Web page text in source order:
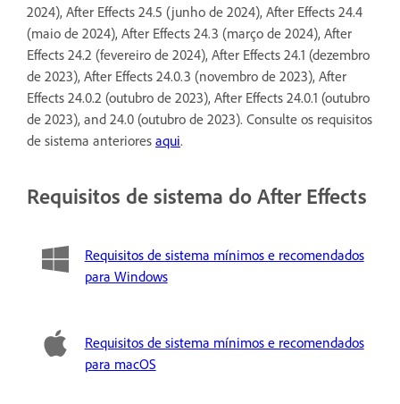
2024), After Effects 24.5 (junho de 2024), After Effects 24.4
(maio de 2024), After Effects 24.3 (março de 2024), After
Effects 24.2 (fevereiro de 2024), After Effects 24.1 (dezembro
de 2023), After Effects 24.0.3 (novembro de 2023), After
Effects 24.0.2 (outubro de 2023), After Effects 24.0.1 (outubro
de 2023), and 24.0 (outubro de 2023). Consulte os requisitos
de sistema anteriores aqui.
Requisitos de sistema do After Effects
Requisitos de sistema mínimos e recomendados
para Windows
Requisitos de sistema mínimos e recomendados
para macOS